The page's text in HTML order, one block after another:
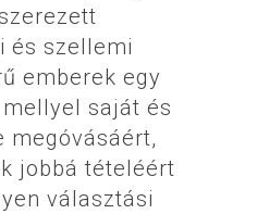
és szellemi
emberek egy
saját és
megóvásáért,
jobbá tételéért
választási